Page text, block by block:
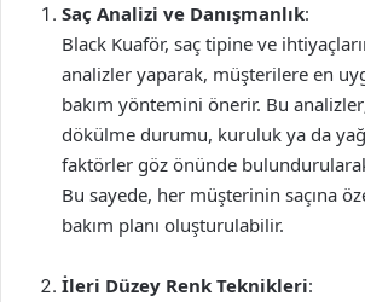
Saç Analizi ve Danışmanlık:
Black Kuaför, saç tipine ve
analizler yaparak, müşterilere en
bakım yöntemini önerir. Bu analizler;
dökülme durumu, kuruluk ya da
faktörler göz önünde
Bu sayede, her müşterinin saçına
bakım planı oluşturulabilir.
İleri Düzey Renk Teknikleri: